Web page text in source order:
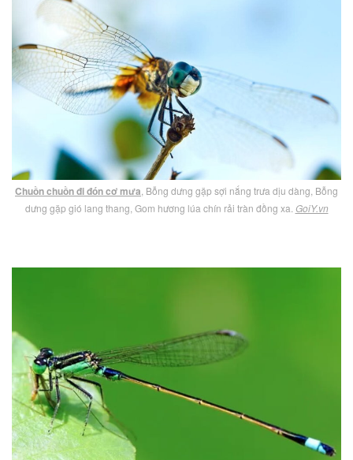
Chuồn chuồn đi đón cơ mưa, Bỗng dưng gặp sợi nắng trưa dịu dàng, Bỗng
dưng gặp gió lang thang, Gom hương lúa chín rải tràn đồng xa. GoiY.vn